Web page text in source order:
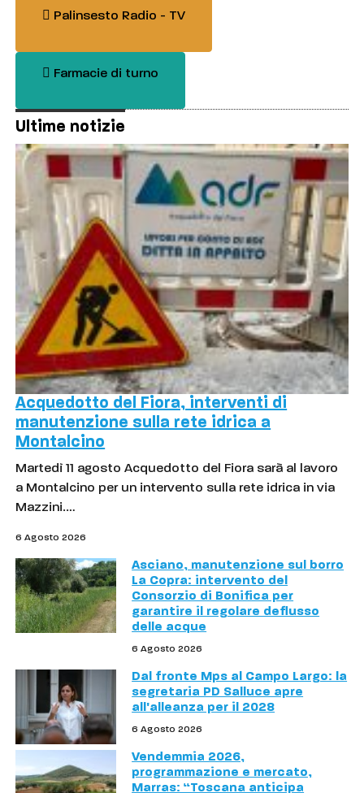
Palinsesto Radio - TV
Farmacie di turno
Ultime notizie
Acquedotto del Fiora, interventi di
manutenzione sulla rete idrica a
Montalcino
Martedì 11 agosto Acquedotto del Fiora sarà al lavoro
a Montalcino per un intervento sulla rete idrica in via
Mazzini.…
6 Agosto 2026
Asciano, manutenzione sul borro
La Copra: intervento del
Consorzio di Bonifica per
garantire il regolare deflusso
delle acque
6 Agosto 2026
Dal fronte Mps al Campo Largo: la
segretaria PD Salluce apre
all'alleanza per il 2028
6 Agosto 2026
Vendemmia 2026,
programmazione e mercato,
Marras: “Toscana anticipa